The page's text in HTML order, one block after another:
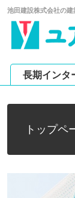
池田建設株式会社の
長期インタ
トップペ